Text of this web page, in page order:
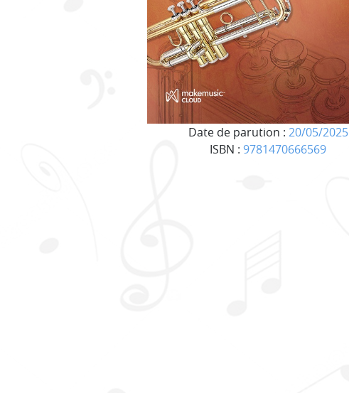
Date de parution : 20/05/2025
ISBN : 9781470666569